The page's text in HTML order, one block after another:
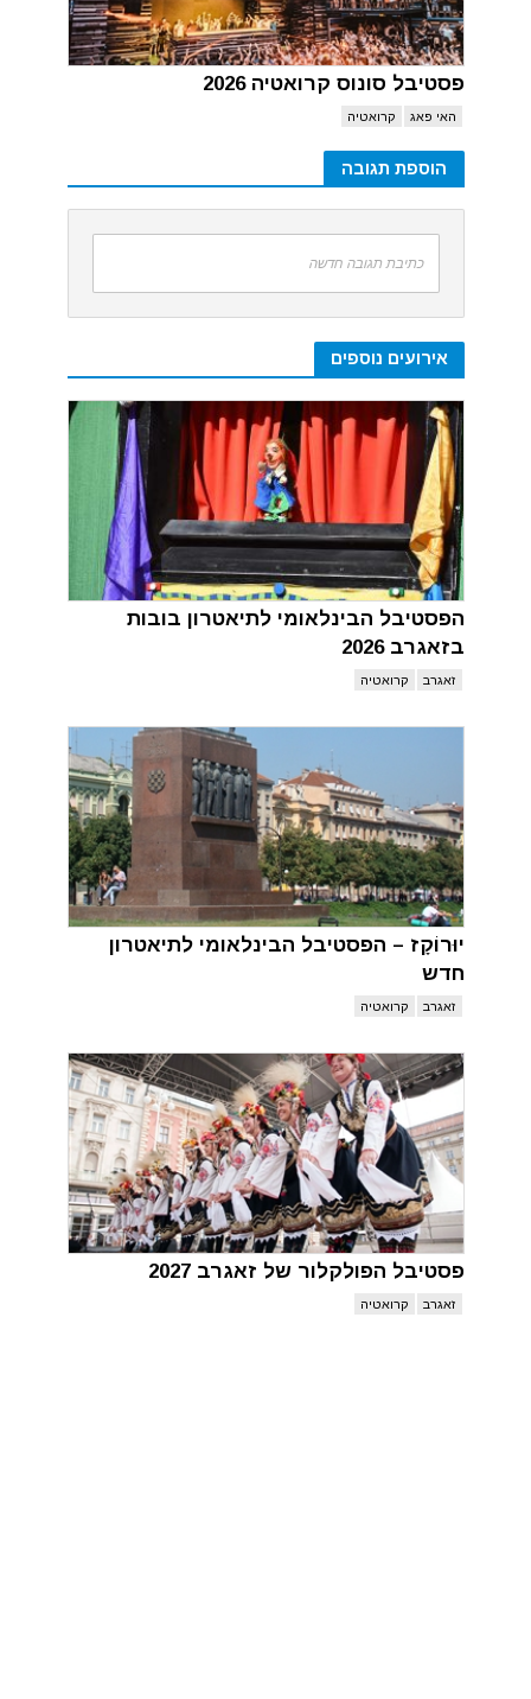
פסטיבל סונוס קרואטיה 2026
האי פאג קרואטיה
הוספת תגובה
כתיבת תגובה חדשה
אירועים נוספים
הפסטיבל הבינלאומי לתיאטרון בובות
בזאגרב 2026
זאגרב קרואטיה
יוּרוֹקָז – הפסטיבל הבינלאומי לתיאטרון
חדש
זאגרב קרואטיה
פסטיבל הפולקלור של זאגרב 2027
זאגרב קרואטיה